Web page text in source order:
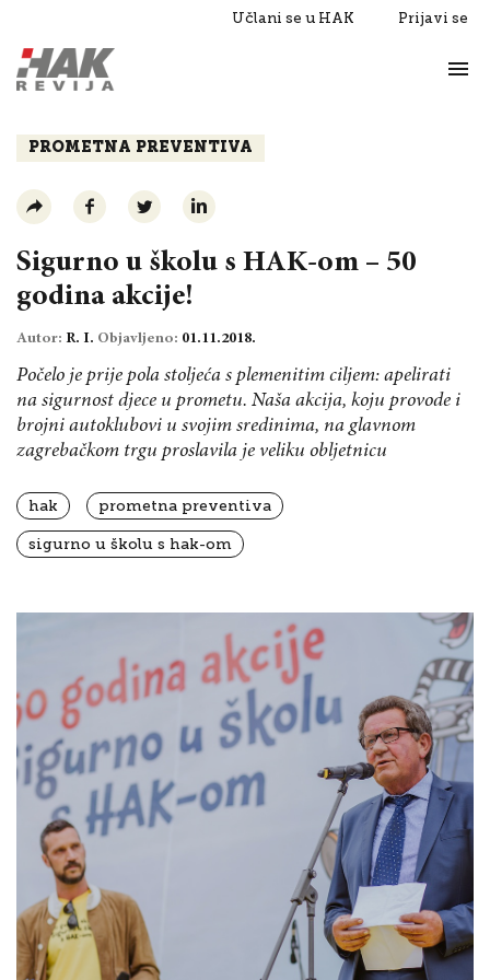
Učlani se u HAK Prijavi se
Razgovori
PROMETNA PREVENTIVA
Sigurno u školu s HAK-om – 50
godina akcije!
Autor: R. I. Objavljeno: 01.11.2018.
Počelo je prije pola stoljeća s plemenitim ciljem: apelirati
na sigurnost djece u prometu. Naša akcija, koju provode i
brojni autoklubovi u svojim sredinima, na glavnom
zagrebačkom trgu proslavila je veliku obljetnicu
hak prometna preventiva
sigurno u školu s hak-om